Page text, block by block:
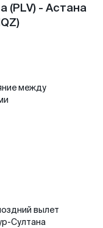
(PLV) - Астана
между
вылет
Султана